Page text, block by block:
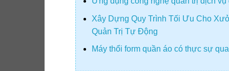
Xây Dựng Quy Trình Tối Ưu Cho
Quản Trị Tự Động
Máy thổi form quần áo có thực sự